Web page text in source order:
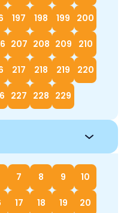
197 198 199 200
207 208 209 210
217 218 219 220
227 228 229
7 8 9 10
17 18 19 20